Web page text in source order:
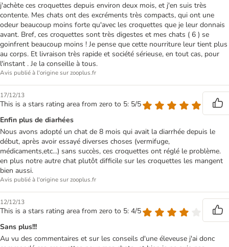
j'achète ces croquettes depuis environ deux mois, et j'en suis très
contente. Mes chats ont des excréments très compacts, qui ont une
odeur beaucoup moins forte qu'avec les croquettes que je leur donnais
avant. Bref, ces croquettes sont très digestes et mes chats ( 6 ) se
goinfrent beaucoup moins ! Je pense que cette nourriture leur tient plus
au corps. Et livraison très rapide et société sérieuse, en tout cas, pour
l'instant . Je la conseille à tous.
Avis publié à l'origine sur zooplus.fr
17/12/13
This is a stars rating area from zero to 5: 5/5
Enfin plus de diarhées
Nous avons adopté un chat de 8 mois qui avait la diarrhée depuis le
début, après avoir essayé diverses choses (vermifuge,
médicaments,etc...) sans succès, ces croquettes ont réglé le problème.
en plus notre autre chat plutôt difficile sur les croquettes les mangent
bien aussi.
Avis publié à l'origine sur zooplus.fr
12/12/13
This is a stars rating area from zero to 5: 4/5
Sans plus!!!
Au vu des commentaires et sur les conseils d'une éleveuse j'ai donc